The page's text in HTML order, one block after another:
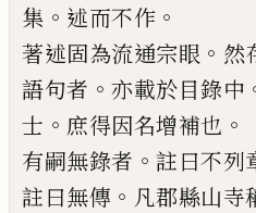
集 。 述而不作 。
著述固為流通宗眼 。 然
語句者 。 亦載於目錄中
士 。 庶得因名增補也 。
有嗣無錄者 。 註曰不列
註曰無傳 。 凡郡縣山寺